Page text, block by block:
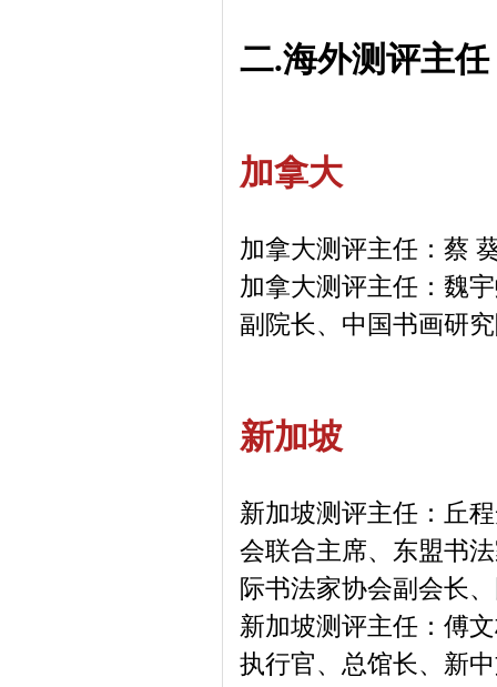
二.海外测评主任
加拿大
加拿大测评主任：蔡
加拿大测评主任：魏
副院长、中国书画研
新加坡
新加坡测评主任：丘
会联合主席、东盟书
际书法家协会副会长
新加坡测评主任：傅
执行官、总馆长、新